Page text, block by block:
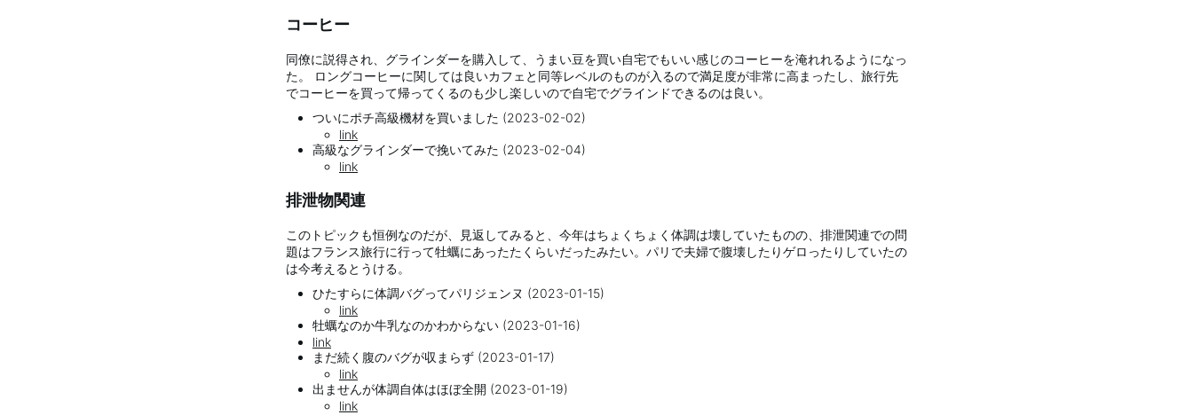
コーヒー
同僚に説得され、グラインダーを購入して、うまい豆を買い自宅でもいい感じのコーヒーを淹れれるようになっ
た。 ロングコーヒーに関しては良いカフェと同等レベルのものが入るので満足度が非常に高まったし、旅行先
でコーヒーを買って帰ってくるのも少し楽しいので自宅でグラインドできるのは良い。
ついにポチ高級機材を買いました (2023-02-02)
link
高級なグラインダーで挽いてみた (2023-02-04)
link
排泄物関連
このトピックも恒例なのだが、見返してみると、今年はちょくちょく体調は壊していたものの、排泄関連での問
題はフランス旅行に行って牡蠣にあったたくらいだったみたい。パリで夫婦で腹壊したりゲロったりしていたの
は今考えるとうける。
ひたすらに体調バグってパリジェンヌ (2023-01-15)
link
牡蠣なのか牛乳なのかわからない (2023-01-16)
link
まだ続く腹のバグが収まらず (2023-01-17)
link
出ませんが体調自体はほぼ全開 (2023-01-19)
link